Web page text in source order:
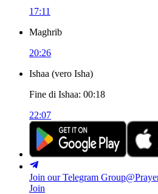
17:11
Maghrib
20:26
Ishaa (vero Isha)
Fine di Ishaa: 00:18
22:07
Join our Telegram Group
Join